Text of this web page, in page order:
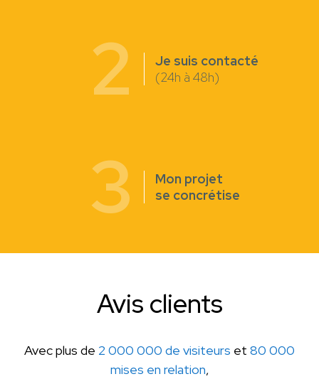
2
Je suis contacté
(24h à 48h)
3
Mon projet
se concrétise
Avis clients
Avec plus de 2 000 000 de visiteurs et 80 000
mises en relation,